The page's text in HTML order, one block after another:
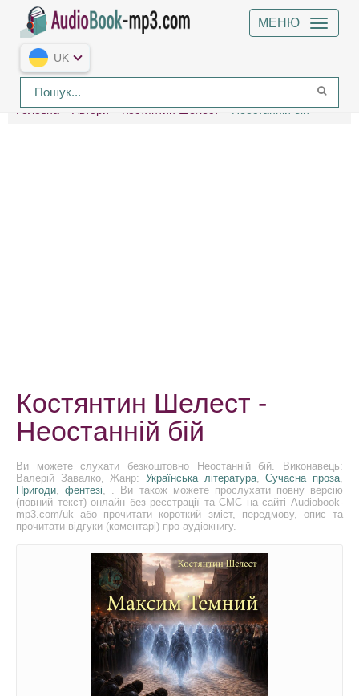
МЕНЮ
UK
Головна Автори Костянтин Шелест Неостанній бій
Костянтин Шелест -
Неостанній бій
Ви можете слухати безкоштовно Неостанній бій. Виконавець:
Валерій Завалко, Жанр: Українська література,Сучасна проза,
Пригоди,фентезі, . Ви також можете прослухати повну версію
(повний текст) онлайн без реєстрації та СМС на сайті Audiobook-
mp3.com/uk або прочитати короткий зміст, передмову, опис та
прочитати відгуки (коментарі) про аудіокнигу.